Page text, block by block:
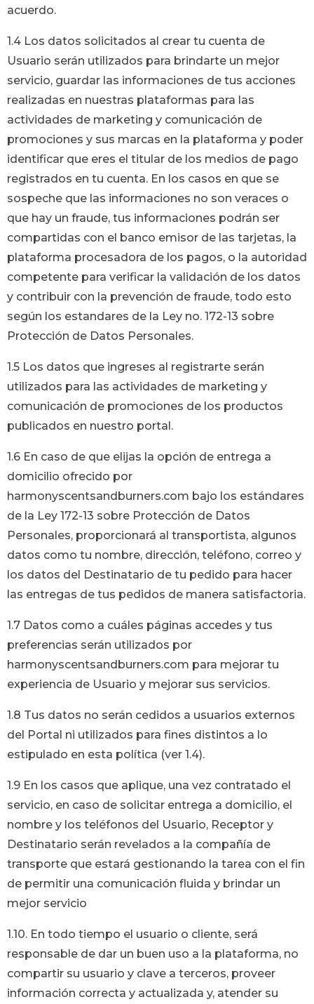
acuerdo.
1.4 Los datos solicitados al crear tu cuenta de
Usuario serán utilizados para brindarte un mejor
servicio, guardar las informaciones de tus acciones
realizadas en nuestras plataformas para las
actividades de marketing y comunicación de
promociones y sus marcas en la plataforma y poder
identificar que eres el titular de los medios de pago
registrados en tu cuenta. En los casos en que se
sospeche que las informaciones no son veraces o
que hay un fraude, tus informaciones podrán ser
compartidas con el banco emisor de las tarjetas, la
plataforma procesadora de los pagos, o la autoridad
competente para verificar la validación de los datos
y contribuir con la prevención de fraude, todo esto
según los estandares de la Ley no. 172-13 sobre
Protección de Datos Personales.
1.5 Los datos que ingreses al registrarte serán
utilizados para las actividades de marketing y
comunicación de promociones de los productos
publicados en nuestro portal.
1.6 En caso de que elijas la opción de entrega a
domicilio ofrecido por
harmonyscentsandburners.com bajo los estándares
de la Ley 172-13 sobre Protección de Datos
Personales, proporcionará al transportista, algunos
datos como tu nombre, dirección, teléfono, correo y
los datos del Destinatario de tu pedido para hacer
las entregas de tus pedidos de manera satisfactoria.
1.7 Datos como a cuáles páginas accedes y tus
preferencias serán utilizados por
harmonyscentsandburners.com para mejorar tu
experiencia de Usuario y mejorar sus servicios.
1.8 Tus datos no serán cedidos a usuarios externos
del Portal ni utilizados para fines distintos a lo
estipulado en esta política (ver 1.4).
1.9 En los casos que aplique, una vez contratado el
servicio, en caso de solicitar entrega a domicilio, el
nombre y los teléfonos del Usuario, Receptor y
Destinatario serán revelados a la compañía de
transporte que estará gestionando la tarea con el fin
de permitir una comunicación fluida y brindar un
mejor servicio
1.10. En todo tiempo el usuario o cliente, será
responsable de dar un buen uso a la plataforma, no
compartir su usuario y clave a terceros, proveer
información correcta y actualizada y, atender su